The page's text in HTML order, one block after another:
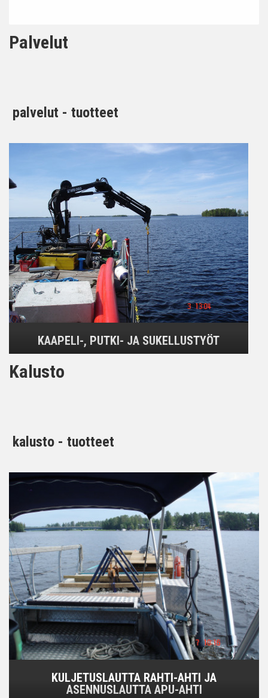
Palvelut
palvelut - tuotteet
KAAPELI-, PUTKI- JA SUKELLUSTYÖT
Kalusto
kalusto - tuotteet
KULJETUSLAUTTA RAHTI-AHTI JA
ASENNUSLAUTTA APU-AHTI